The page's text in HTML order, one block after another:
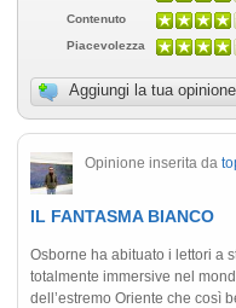
Contenuto
Piacevolezza
Aggiungi la tua opinione
Opinione inserita da
IL FANTASMA BIANCO
Osborne ha abituato i lettori a
totalmente immersive nel
dell’estremo Oriente che così